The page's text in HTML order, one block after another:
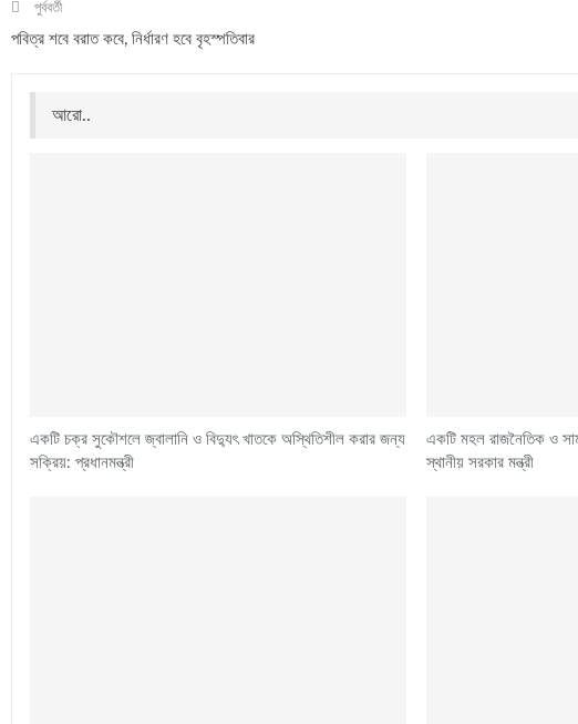
পুর্ববর্তী
পবিত্র শবে বরাত কবে, নির্ধারণ হবে বৃহস্পতিবার
আরো..
একটি চক্র সুকৌশলে জ্বালানি ও বিদ্যুৎ খাতকে অস্থিতিশীল করার জন্য
সক্রিয়: প্রধানমন্ত্রী
একটি মহল রাজনৈতিক ও
স্থানীয় সরকার মন্ত্রী